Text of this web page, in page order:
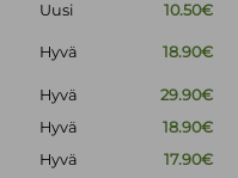
Uusi
10.50€
Hyvä 18.90€
Hyvä
29.90€
Hyvä
18.90€
Hyvä
17.90€